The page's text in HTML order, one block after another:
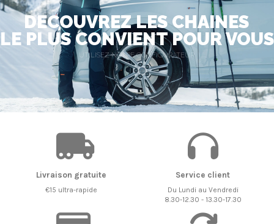
DÉCOUVREZ LES CHAÎNES
LE PLUS CONVIENT POUR VOUS
UTILISEZ NOTRE CONFIGURATEUR
Livraison gratuite
€15 ultra-rapide
Service client
Du Lundi au Vendredi
8.30-12.30 - 13.30-17.30